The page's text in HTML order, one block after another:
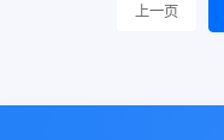
上一页